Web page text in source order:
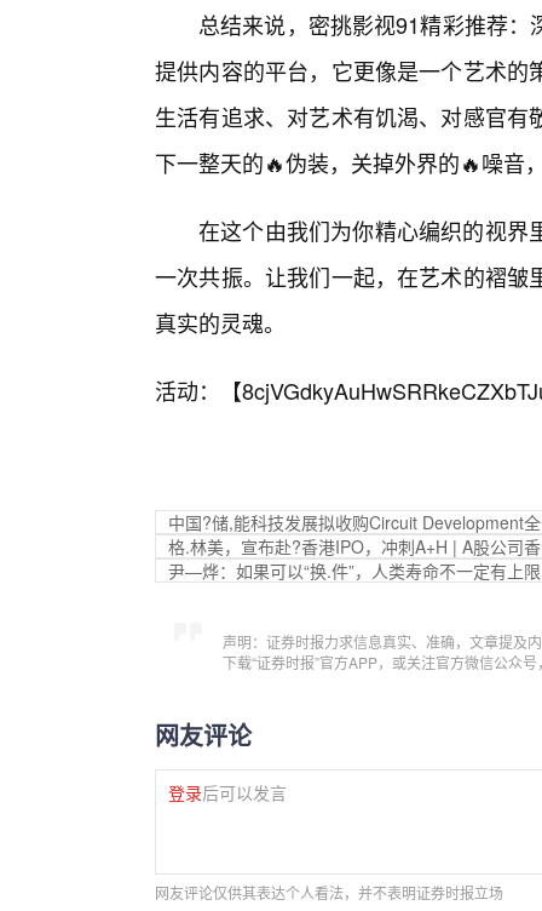
总结来说，密挑影视91精彩推荐
提供内容的平台，它更像是一个艺术
生活有追求、对艺术有饥渴、对感官
下一整天的🔥伪装，关掉外界的🔥噪音
在这个由我们为你精心编织的视界
一次共振。让我们一起，在艺术的褶
真实的灵魂。
活动：【
中国?储,能科技发展拟收购Circuit Development
格.林美，宣布赴?香港IPO，冲刺A+H | A股公司
尹—烨：如果可以“换.件”，人类寿命不一定有上
声明：证券时报力求信息真实、准确，文章提及
下载“证券时报”官方APP，或关注官方微信公众
网友评论
登录后可以发言
网友评论仅供其表达个人看法，并不表明证券时报立场